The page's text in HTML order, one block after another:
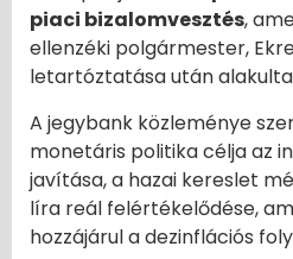
piaci bizalomvesztés,
ellenzéki polgármester,
letartóztatása után
A jegybank közleménye
monetáris politika célja az
javítása, a hazai kereslet
líra reál felértékelődése,
hozzájárul a dezinflációs